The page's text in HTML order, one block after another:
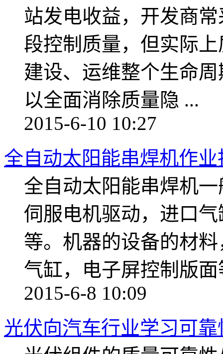
站发电收益，开发商
段控制质量，但实际
建设、运维整个生命
以全面消除质量隐 ...
2015-6-10 10:27
全自动太阳能串焊机作
全自动太阳能串焊机
伺服电机驱动，进口
等。机器的设备的材
气缸，电子屏控制版
2015-6-8 10:09
光伏向汽车行业学习可